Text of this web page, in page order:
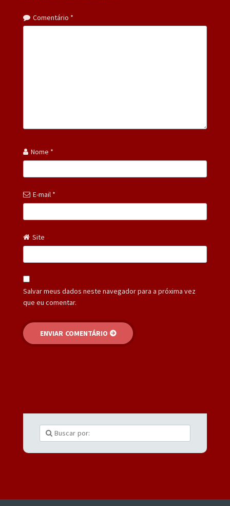
Comentário *
Nome *
E-mail *
Site
Salvar meus dados neste navegador para a próxima vez
que eu comentar.